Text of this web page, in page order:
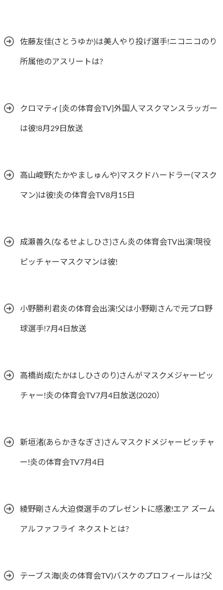
佐藤友佳(さとうゆか)は美人やり投げ選手!ニコニコのり
所属他のアスリートは?
クロマティ[炎の体育会TV]外国人マスクマンスラッガー
は彼!8月29日放送
高山峻野(たかやましゅんや)マスクドハードラー(マスク
マン)は彼!炎の体育会TV8月15日
成瀬善久(なるせよしひさ)さん炎の体育会TV出演!現役
ピッチャーマスクマンは彼!
小野勝利君炎の体育会出演!父は小野剛さんで元プロ野
球選手!7月4日放送
高橋尚成(たかはしひさのり)さんがマスクメジャーピッ
チャー!炎の体育会TV7月4日放送(2020）
新垣渚(あらかきなぎさ)さんマスクドメジャーピッチャ
ー!炎の体育会TV7月4日
綾野剛さん大迫傑選手のプレゼントに感激!エア ズーム
アルファフライ ネクストとは?
テーブス海(炎の体育会TV)バスケのプロフィールは?父